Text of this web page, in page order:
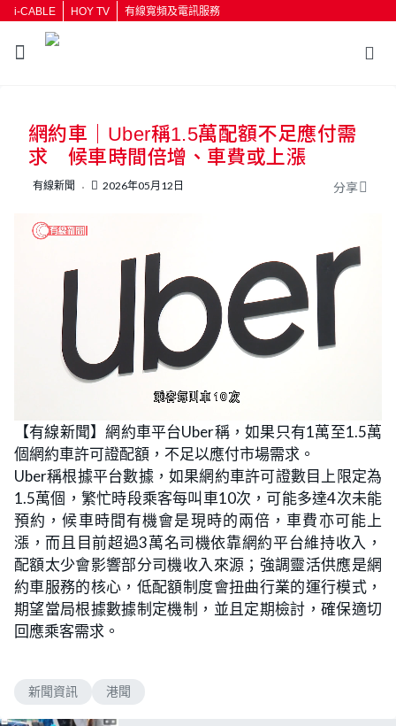
i-CABLE HOY TV 有線寬頻及電訊服務
按輸入鍵開始搜尋
網約車｜Uber稱1.5萬配額不足應付需
求 候車時間倍增、車費或上漲
有線新聞 2026年05月12日 分享
m
t
e
a
d
e
:
6
3
.
8
3
%
【有線新聞】網約車平台Uber稱，如果只有1萬至1.5萬
個網約車許可證配額，不足以應付市場需求。
Uber稱根據平台數據，如果網約車許可證數目上限定為
1.5萬個，繁忙時段乘客每叫車10次，可能多達4次未能
預約，候車時間有機會是現時的兩倍，車費亦可能上
漲，而且目前超過3萬名司機依靠網約平台維持收入，
配額太少會影響部分司機收入來源；強調靈活供應是網
約車服務的核心，低配額制度會扭曲行業的運行模式，
期望當局根據數據制定機制，並且定期檢討，確保適切
回應乘客需求。
新聞資訊 港聞